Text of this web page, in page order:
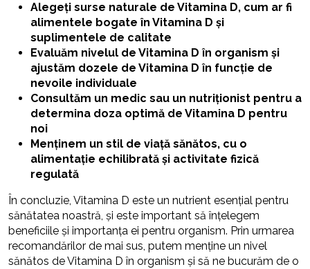
Alegeți surse naturale de Vitamina D, cum ar fi
alimentele bogate în Vitamina D și
suplimentele de calitate
Evaluăm nivelul de Vitamina D în organism și
ajustăm dozele de Vitamina D în funcție de
nevoile individuale
Consultăm un medic sau un nutriționist pentru a
determina doza optimă de Vitamina D pentru
noi
Menținem un stil de viață sănătos, cu o
alimentație echilibrată și activitate fizică
regulată
În concluzie, Vitamina D este un nutrient esențial pentru
sănătatea noastră, și este important să înțelegem
beneficiile și importanța ei pentru organism. Prin urmarea
recomandărilor de mai sus, putem menține un nivel
sănătos de Vitamina D în organism și să ne bucurăm de o